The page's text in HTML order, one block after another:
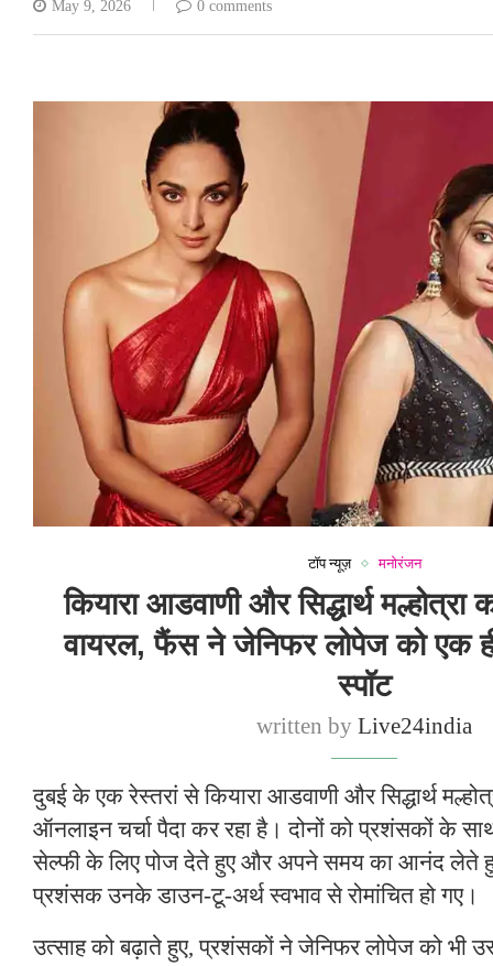
May 9, 2026 0 comments
टॉप न्यूज़ मनोरंजन
कियारा आडवाणी और सिद्धार्थ
वायरल, फैंस ने जेनिफर लोपेज को एक
स्पॉट
written byLive24india
दुबई के एक रेस्तरां से कियारा आडवाणी और सिद्धार्थ
ऑनलाइन चर्चा पैदा कर रहा है। दोनों को प्रशंसकों के
सेल्फी के लिए पोज देते हुए और अपने समय का आनंद लेते
प्रशंसक उनके डाउन-टू-अर्थ स्वभाव से रोमांचित हो गए।
उत्साह को बढ़ाते हुए, प्रशंसकों ने जेनिफर लोपेज को भी